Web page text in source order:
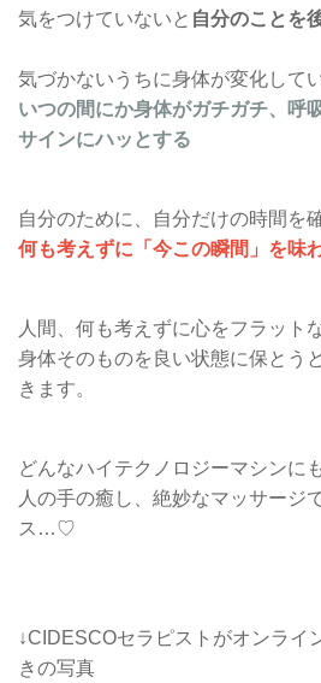
気をつけていないと 自分のことを
気づかないうちに身体が変化して
いつの間にか身体がガチガチ、呼
サインにハッとする
自分のために、自分だけの時間を
何も考えずに「今この瞬間」を味
人間、何も考えずに心をフラット
身体そのものを良い状態に保とう
きます。
どんなハイテクノロジーマシンに
人の手の癒し、絶妙なマッサージ
ス…♡
↓CIDESCOセラピストがオンライ
きの写真